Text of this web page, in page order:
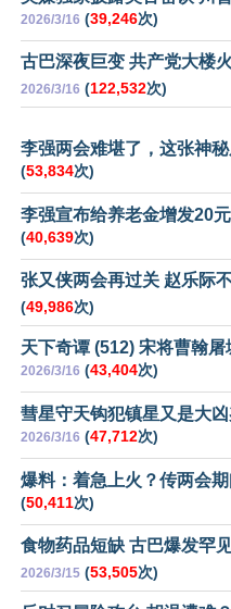
2026/3/16 (39,246次)
古巴深夜巨变 共产党大楼
2026/3/16 (122,532次)
李强两会难堪了，这张神
(53,834次)
李强宣布给养老金增发20
(40,639次)
张又侠两会再过关 赵乐际
(49,986次)
天下奇谭 (512) 宋将曹翰
2026/3/16 (43,404次)
彗星守天钩犯镇星又是大
2026/3/16 (47,712次)
爆料：着急上火？传两会
(50,411次)
食物药品短缺 古巴爆发罕
2026/3/15 (53,505次)